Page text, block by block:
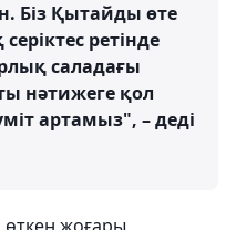
Біз Қытайды өте
ретінде
саладағы
нәтижеге қол
артамыз", – деді